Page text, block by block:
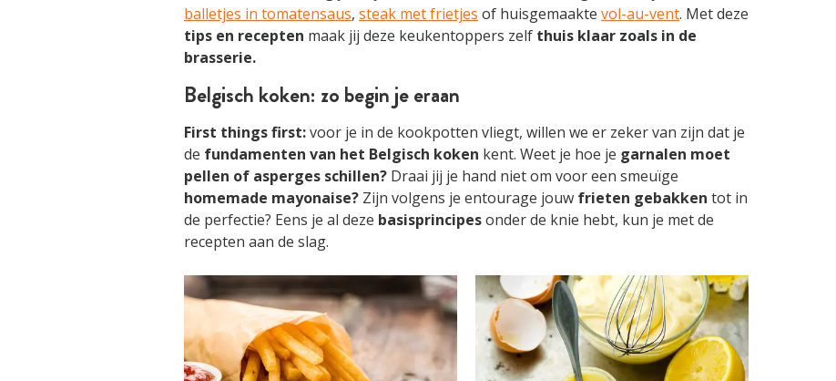
balletjes in tomatensaus, steak met frietjes of huisgemaakte vol-au-vent. Met deze
tips en recepten maak jij deze keukentoppers zelf thuis klaar zoals in de
brasserie.
Belgisch koken: zo begin je eraan
First things first:voor je in de kookpotten vliegt, willen we er zeker van zijn dat je
de fundamenten van het Belgisch koken kent. Weet je hoe je garnalen moet
pellen of asperges schillen? Draai jij je hand niet om voor een smeuïge
homemade mayonaise? Zijn volgens je entourage jouw frieten gebakken tot in
de perfectie? Eens je al deze basisprincipesonder de knie hebt, kun je met de
recepten aan de slag.
ARTIKEL ARTIKEL